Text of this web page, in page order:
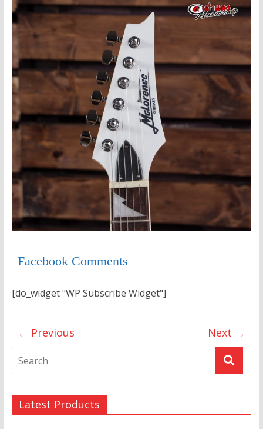
Facebook Comments
[do_widget "WP Subscribe Widget"]
← Previous Next →
Latest Products